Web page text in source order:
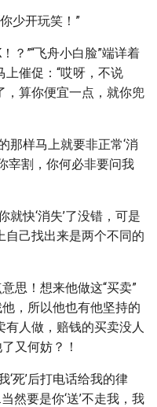
少开玩笑！”
？”“飞舟小白脸”端详着
催促：“哎呀，不说
，算你便宜一点，就你兜
那样马上就要非正常‘消
宰割，你何必非要问我
就快‘消失’了没错，可是
自己找出来是两个不同的
思！想来他做这“买卖”
，所以他也有他坚持的
人做，赔钱的买卖没人
又何妨？！
‘死’后打电话给我的律
然要是你‘送’不走我，我